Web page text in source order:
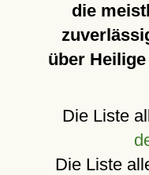
die
über
Die Liste
Die Liste